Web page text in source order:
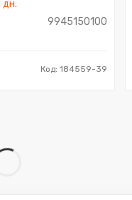
дн.
9945150100
Код: 184559-39